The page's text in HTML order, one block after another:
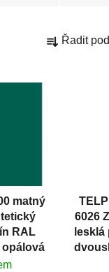
a
Řadit
matný
RAL
opálová
6026